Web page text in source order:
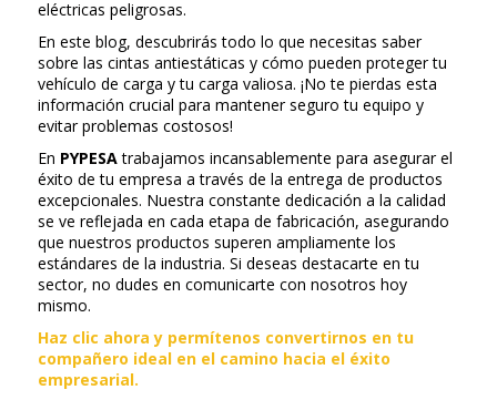
eléctricas peligrosas.
En este blog, descubrirás todo lo que necesitas saber
sobre las cintas antiestáticas y cómo pueden proteger tu
vehículo de carga y tu carga valiosa. ¡No te pierdas esta
información crucial para mantener seguro tu equipo y
evitar problemas costosos!
En PYPESAtrabajamos incansablemente para asegurar el
éxito de tu empresa a través de la entrega de productos
excepcionales. Nuestra constante dedicación a la calidad
se ve reflejada en cada etapa de fabricación, asegurando
que nuestros productos superen ampliamente los
estándares de la industria. Si deseas destacarte en tu
sector, no dudes en comunicarte con nosotros hoy
mismo.
Haz clic ahora y permítenos convertirnos en tu
compañero ideal en el camino hacia el éxito
empresarial.